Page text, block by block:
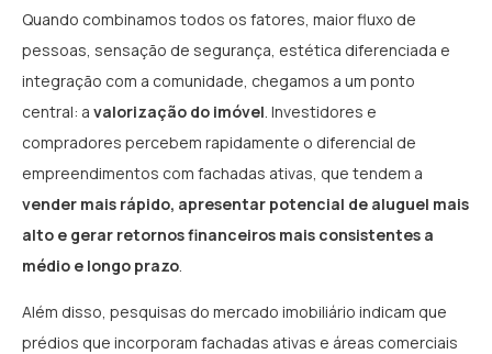
Quando combinamos todos os fatores, maior fluxo de
pessoas, sensação de segurança, estética diferenciada e
integração com a comunidade, chegamos a um ponto
central: a valorização do imóvel . Investidores e
compradores percebem rapidamente o diferencial de
empreendimentos com fachadas ativas, que tendem a
vender mais rápido, apresentar potencial de aluguel mais
alto e gerar retornos financeiros mais consistentes a
médio e longo prazo
Além disso, pesquisas do mercado imobiliário indicam que
prédios que incorporam fachadas ativas e áreas comerciais